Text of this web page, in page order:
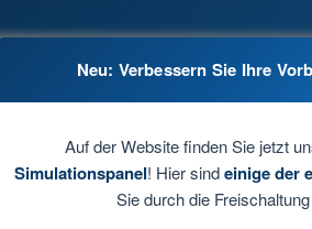
werden
Neu: Verbessern Sie Ihre
Auf der Website finden Sie jetzt
Simulationspanel! Hier sindeinige der
Sie durch die